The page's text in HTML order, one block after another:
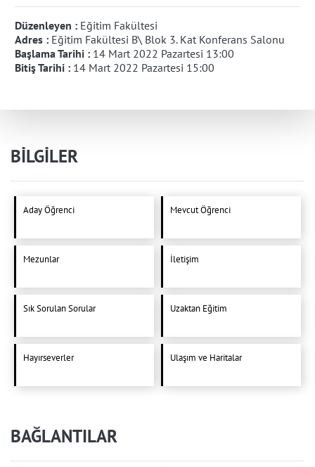
Düzenleyen : Eğitim Fakültesi
Adres : Eğitim Fakültesi B\ Blok 3. Kat Konferans Salonu
Başlama Tarihi : 14 Mart 2022 Pazartesi 13:00
Bitiş Tarihi : 14 Mart 2022 Pazartesi 15:00
BİLGİLER
Aday Öğrenci Mevcut Öğrenci
Mezunlar İletişim
Sık Sorulan Sorular Uzaktan Eğitim
Hayırseverler Ulaşım ve Haritalar
BAĞLANTILAR